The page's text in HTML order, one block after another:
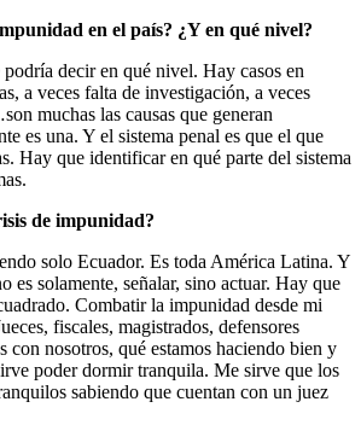
en el país? ¿Y en qué nivel?
decir en qué nivel. Hay casos en
a veces falta de investigación, a veces
muchas las causas que generan
es una. Y el sistema penal es que el que
Hay que identificar en qué parte del sistema
de impunidad?
solo Ecuador. Es toda América Latina. Y
es solamente, señalar, sino actuar. Hay que
Combatir la impunidad desde mi
fiscales, magistrados, defensores
con nosotros, qué estamos haciendo bien y
poder dormir tranquila. Me sirve que los
sabiendo que cuentan con un juez